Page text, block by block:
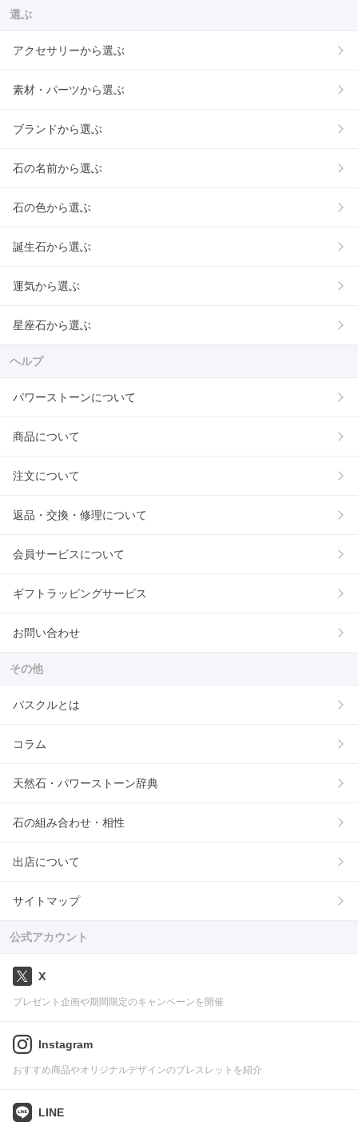
選ぶ
アクセサリーから選ぶ
素材・パーツから選ぶ
ブランドから選ぶ
石の名前から選ぶ
石の色から選ぶ
誕生石から選ぶ
運気から選ぶ
星座石から選ぶ
ヘルプ
パワーストーンについて
商品について
注文について
返品・交換・修理について
会員サービスについて
ギフトラッピングサービス
お問い合わせ
その他
パスクルとは
コラム
天然石・パワーストーン辞典
石の組み合わせ・相性
出店について
サイトマップ
公式アカウント
X
プレゼント企画や期間限定のキャンペーンを開催
Instagram
おすすめ商品やオリジナルデザインのブレスレットを紹介
LINE